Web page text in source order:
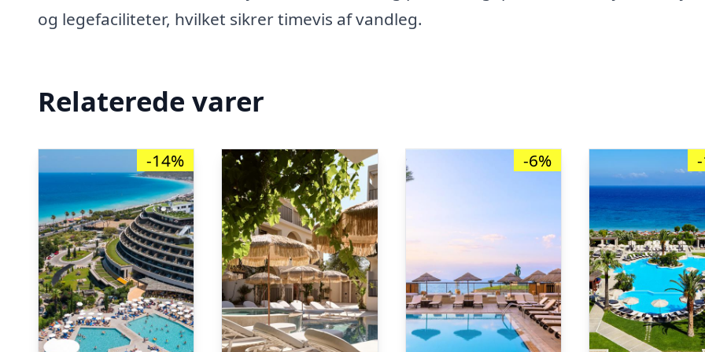
og legefaciliteter, hvilket sikrer timevis af vandleg.
Relaterede varer
-14% -6%